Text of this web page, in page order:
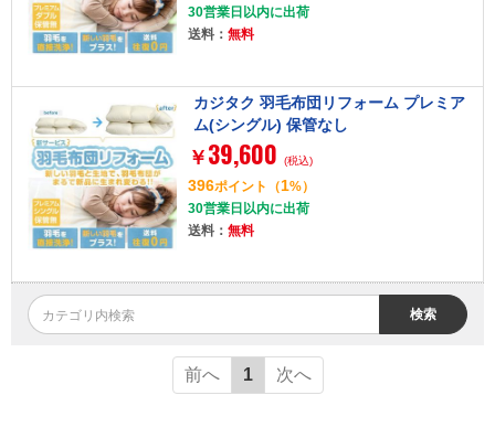
30営業日以内に出荷
送料： 無料
カジタク 羽毛布団リフォーム プレミア
ム(シングル) 保管なし
￥ 39,600 (税込)
396ポイント （1%）
30営業日以内に出荷
送料： 無料
検索
前へ 1 次へ